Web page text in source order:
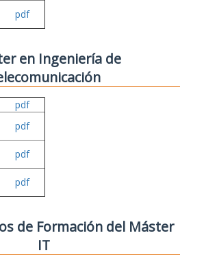
pdf
en Ingeniería de
pdf
pdf
pdf
pdf
de Formación del Máster
IT